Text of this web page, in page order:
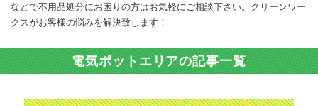
などで不用品処分にお困りの方はお気軽にご相談下さい。クリーンワー
クスがお客様の悩みを解決致します！
電気ポットエリアの記事一覧